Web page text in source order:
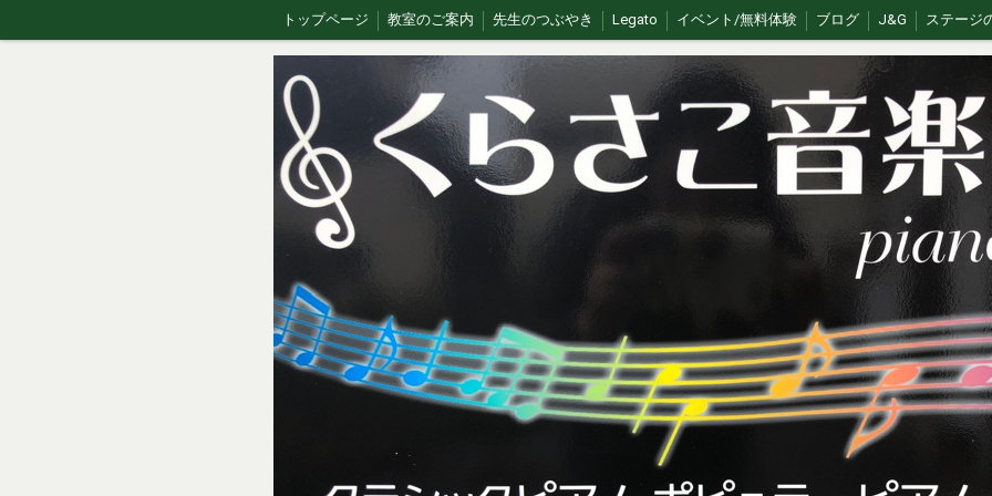
トップページ 教室のご案内 先生のつぶやき Legato イベント/無料体験 ブログ J&G ステージ